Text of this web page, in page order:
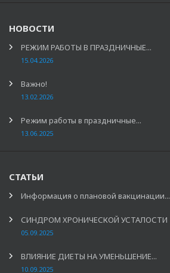
НОВОСТИ
РЕЖИМ РАБОТЫ В ПРАЗДНИЧНЫЕ...
15.04.2026
Важно!
13.02.2026
Режим работы в праздничные...
13.06.2025
СТАТЬИ
Информация о плановой вакцинации...
СИНДРОМ ХРОНИЧЕСКОЙ УСТАЛОСТИ
05.09.2025
ВЛИЯНИЕ ДИЕТЫ НА УМЕНЬШЕНИЕ...
10.09.2025